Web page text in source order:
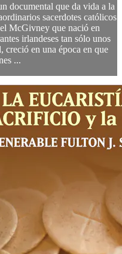
documental que da vida a la
sacerdotes católicos
McGivney que nació en
irlandeses tan sólo unos
creció en una época en que
...